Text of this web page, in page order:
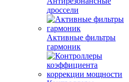
дроссели
Активные фильтры
гармоник